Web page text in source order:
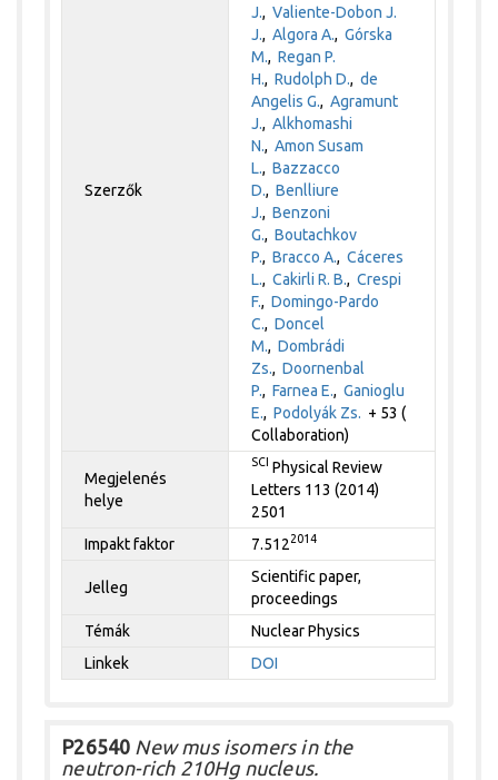
Szerzők
J.,Valiente-Dobon J.
J.,Algora A.,Górska
M.,Regan P.
H.,Rudolph D.,de
Angelis G.,Agramunt
J.,Alkhomashi
N.,Amon Susam
L.,Bazzacco
D.,Benlliure
J.,Benzoni
G.,Boutachkov
P.,Bracco A.,Cáceres
L.,Cakirli R. B.,Crespi
F.,Domingo-Pardo
C.,Doncel
M.,Dombrádi
Zs.,Doornenbal
P.,Farnea E.,Ganioglu
E.,Podolyák Zs. + 53 (
Collaboration)
Megjelenés
helye
SCI Physical Review
Letters 113 (2014)
2501
Impakt faktor
7.5122014
Jelleg
Scientific paper,
proceedings
Témák
Nuclear Physics
Linkek
DOI
P26540 New mus isomers in the
neutron-rich 210Hg nucleus.